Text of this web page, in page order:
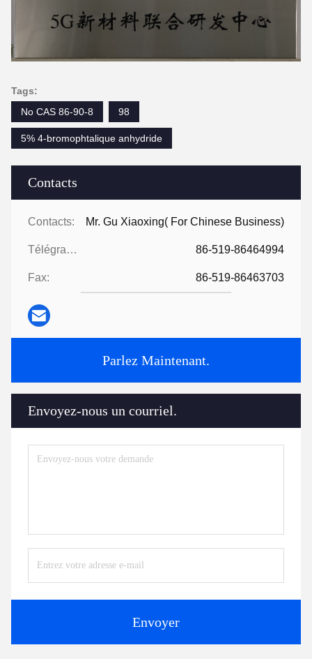
Contacts
Contacts: Mr. Gu Xiaoxing( For Chinese Business)
Télégramme: 86-519-86464994
Fax: 86-519-86463703
Parlez Maintenant.
Envoyez-nous un courriel.
Envoyer
Tags:
No CAS 86-90-8
98
5% 4-bromophtalique anhydride